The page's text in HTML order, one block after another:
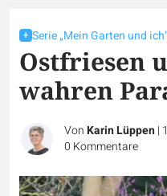
Serie „Mein Garten und
Ostfriesen
wahren
VonKarin Lüppen|
0 Kommentare